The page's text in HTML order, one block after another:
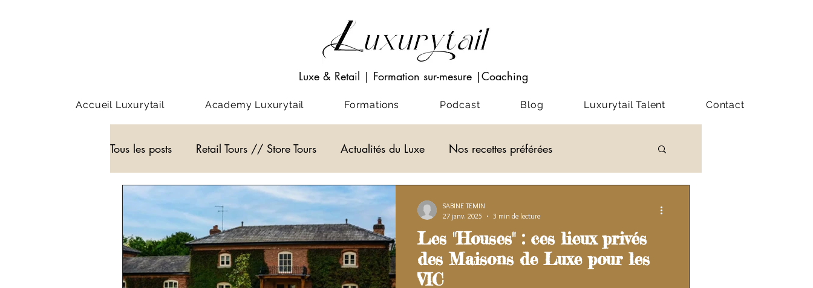
Luxe & Retail | Formation sur-mesure |Coaching
Accueil Luxurytail Academy Luxurytail Formations Podcast Blog Luxurytail Talent Contact
Tous les posts Retail Tours // Store Tours Actualités du Luxe Nos recettes préférées
Webinar - classe virtuelle Visio-conférences Musées - Expositions
WEB3 Podcast Actualités du Luxe actualité du luxeLes "Houses" : ces lieux privés
des Maisons de Luxe pour les
VIC
SABINE TEMIN
27 janv. 2025
3 min de lecture